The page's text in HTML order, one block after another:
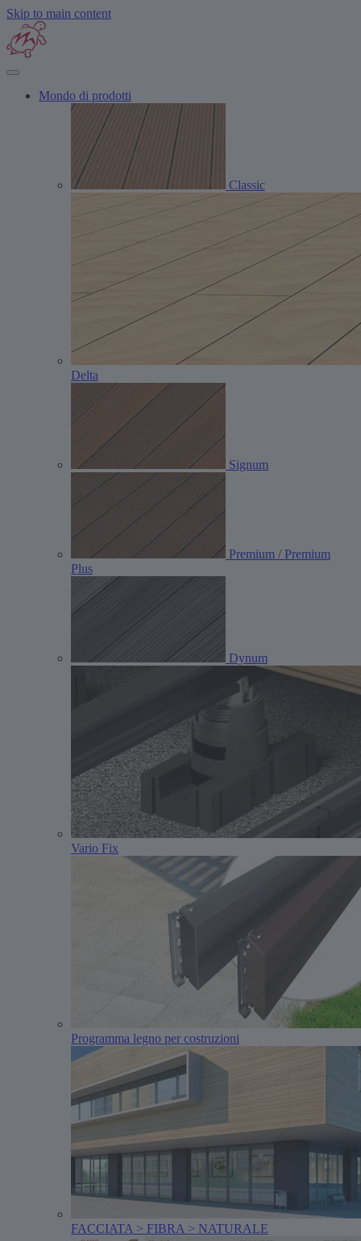
Skip to main content
Mondo di prodotti
Classic
Delta
Signum
Premium / Premium
Plus
Dynum
Vario Fix
Programma legno per costruzioni
FACCIATA > FIBRA > NATURALE